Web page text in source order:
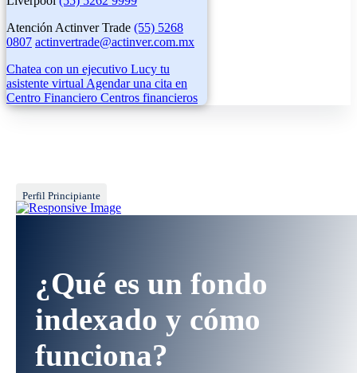
Atención Actinver Trade (55) 5268
0807 actinvertrade@actinver.com.mx
Chatea con un ejecutivo Lucy tu
asistente virtual Agendar una cita en
Centro Financiero Centros financieros
Perfil Principiante
¿Qué es un fondo
indexado y cómo
funciona?